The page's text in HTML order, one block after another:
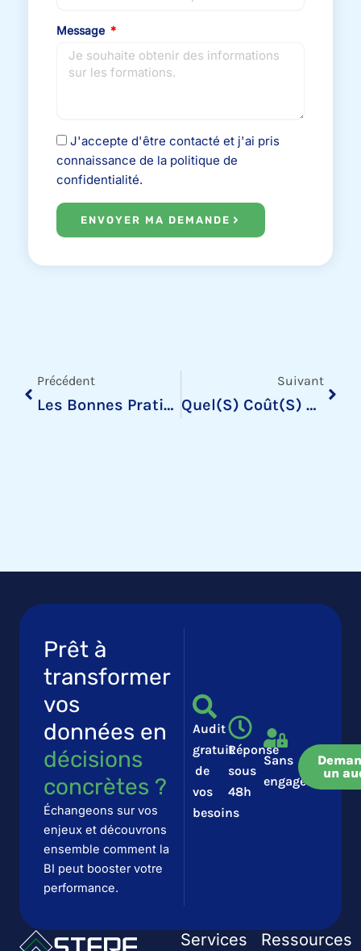
Message
J'accepte d'être contacté et j'ai pris
connaissance de la politique de
confidentialité.
ENVOYER MA DEMANDE
Précédent
Les Bonnes Pratiques Design De Data Visualisation
Suivant
Quel(s) Coût(s) Pour Une Licence QlikView ?
Prêt à
transformer
vos
données en
décisions
concrètes ?​​
Échangeons sur vos
enjeux et découvrons
ensemble comment la
BI peut booster votre
performance.
Audit
gratuit
de
vos
besoins
Réponse
sous
48h
Sans
engagement
un
Services Ressources